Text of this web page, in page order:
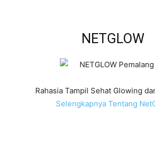
NETGLOW
Rahasia Tampil Sehat Glowing
Selengkapnya Tentang